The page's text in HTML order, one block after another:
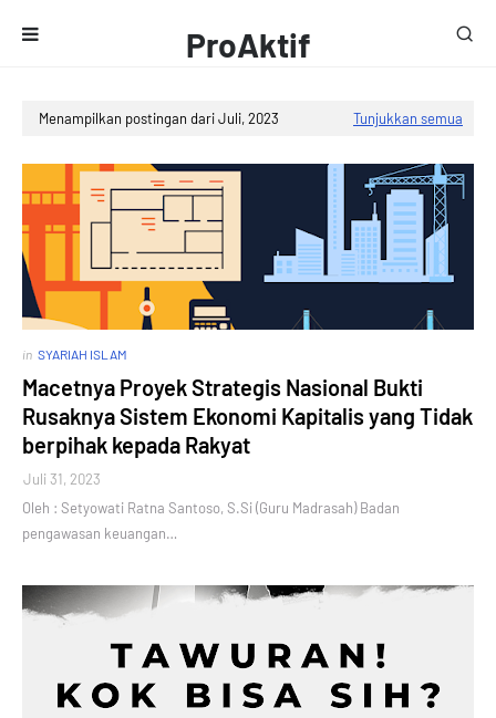
ProAktif
Media
Menampilkan postingan dari Juli, 2023 Tunjukkan semua
in SYARIAH ISLAM
Macetnya Proyek Strategis Nasional Bukti
Rusaknya Sistem Ekonomi Kapitalis yang Tidak
berpihak kepada Rakyat
Juli 31, 2023
Oleh : Setyowati Ratna Santoso, S.Si (Guru Madrasah) Badan
pengawasan keuangan…